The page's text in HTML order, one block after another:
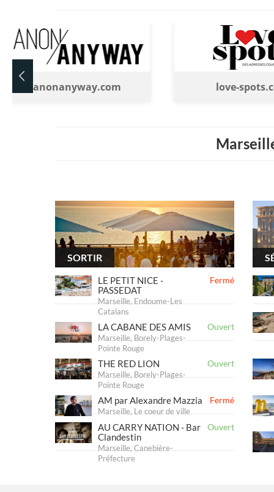
manonanyway.com love-
SORTIR
LE PETIT NICE -
PASSEDAT
Marseille, Endoume-Les
Catalans
Fermé
LA CABANE DES AMIS
Marseille, Borely-Plages-
Pointe Rouge
Ouvert
THE RED LION
Marseille, Borely-Plages-
Pointe Rouge
Ouvert
AM par Alexandre Mazzia
Marseille, Le coeur de ville
Fermé
AU CARRY NATION - Bar
Clandestin
Marseille, Canebière-
Préfecture
Ouvert